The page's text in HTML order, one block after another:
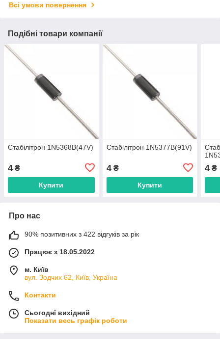
Всі умови повернення
Подібні товари компанії
Стабілітрон 1N5368B(47V)
4 ₴
Купити
Стабілітрон 1N5377B(91V)
4₴
Купити
4 ₴
Про нас
90% позитивних з 422 відгуків за рік
Працює з 18.05.2022
м. Київ
вул. Зодчих 62, Київ, Україна
Контакти
Сьогодні вихідний
Показати весь графік роботи